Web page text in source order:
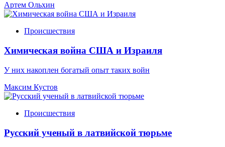
Артем Ольхин
Происшествия
Химическая война США и Израиля
У них накоплен богатый опыт таких войн
Максим Кустов
Происшествия
Русский ученый в латвийской тюрьме